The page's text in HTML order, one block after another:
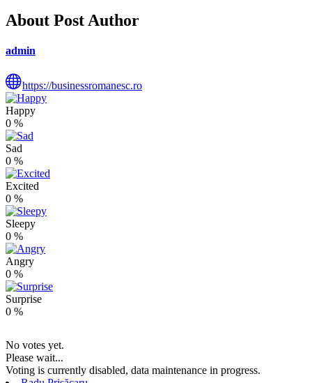
About Post Author
admin
https://businessromanesc.ro
Happy
0 %
Sad
0 %
Excited
0 %
Sleepy
0 %
Angry
0 %
Surprise
0 %
No votes yet.
Please wait...
Voting is currently disabled, data maintenance in progress.